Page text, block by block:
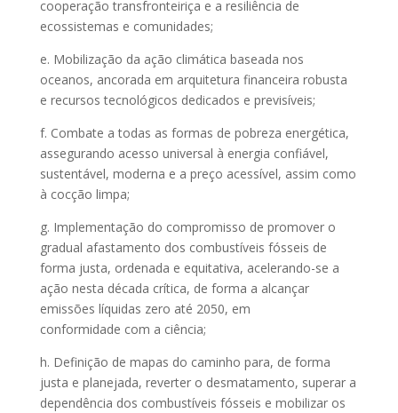
cooperação transfronteiriça e a resiliência de
ecossistemas e comunidades;
e. Mobilização da ação climática baseada nos
oceanos, ancorada em arquitetura financeira robusta
e recursos tecnológicos dedicados e previsíveis;
f. Combate a todas as formas de pobreza energética,
assegurando acesso universal à energia confiável,
sustentável, moderna e a preço acessível, assim como
à cocção limpa;
g. Implementação do compromisso de promover o
gradual afastamento dos combustíveis fósseis de
forma justa, ordenada e equitativa, acelerando-se a
ação nesta década crítica, de forma a alcançar
emissões líquidas zero até 2050, em
conformidade com a ciência;
h. Definição de mapas do caminho para, de forma
justa e planejada, reverter o desmatamento, superar a
dependência dos combustíveis fósseis e mobilizar os